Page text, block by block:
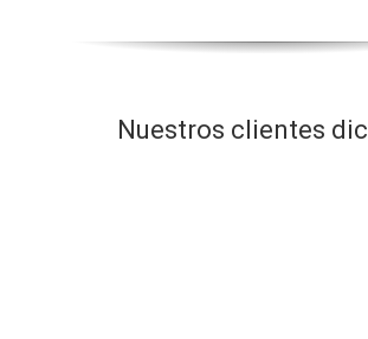
Nuestros clientes